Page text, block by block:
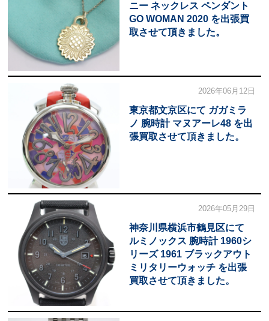
ニー ネックレス ペンダント
GO WOMAN 2020 を出張買
取させて頂きました。
2026年06月12日
東京都文京区にて ガガミラ
ノ 腕時計 マヌアーレ48 を出
張買取させて頂きました。
2026年05月29日
神奈川県横浜市鶴見区にて
ルミノックス 腕時計 1960シ
リーズ 1961 ブラックアウト
ミリタリーウォッチ を出張
買取させて頂きました。